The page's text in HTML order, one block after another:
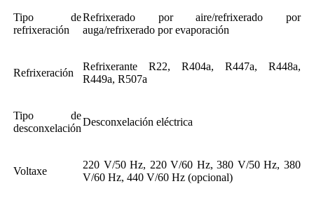
Tipo de
refrixeración
Refrixerado por aire/refrixerado por
auga/refrixerado por evaporación
Refrixeración
Refrixerante R22, R404a, R447a, R448a,
R449a, R507a
Tipo de
desconxelación
Desconxelación eléctrica
Voltaxe
220 V/50 Hz, 220 V/60 Hz, 380 V/50 Hz, 380
V/60 Hz, 440 V/60 Hz (opcional)